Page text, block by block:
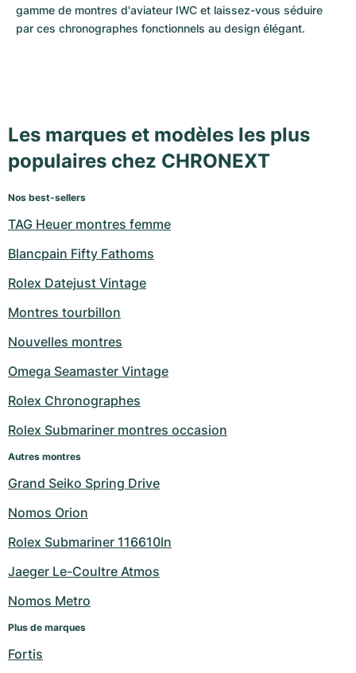
gamme de montres d'aviateur IWC et laissez-vous séduire
par ces chronographes fonctionnels au design élégant.
Les marques et modèles les plus
populaires chez CHRONEXT
Nos best-sellers
TAG Heuer montres femme
Blancpain Fifty Fathoms
Rolex Datejust Vintage
Montres tourbillon
Nouvelles montres
Omega Seamaster Vintage
Rolex Chronographes
Rolex Submariner montres occasion
Autres montres
Grand Seiko Spring Drive
Nomos Orion
Rolex Submariner 116610ln
Jaeger Le-Coultre Atmos
Nomos Metro
Plus de marques
Fortis